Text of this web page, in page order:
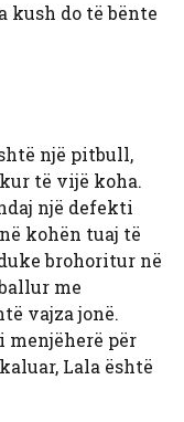
kush do të bënte
një pitbull,
të vijë koha.
një defekti
kohën tuaj të
brohoritur në
me
vajza jonë.
menjëherë për
Lala është